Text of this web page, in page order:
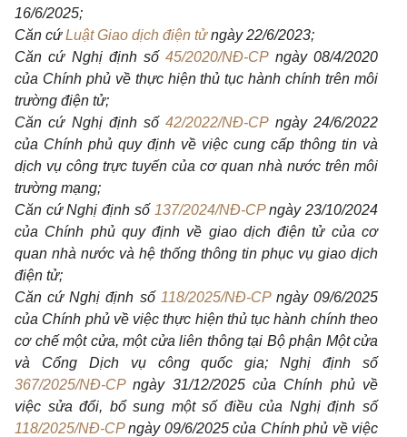
16/6/2025;
Căn cứLuật Giao dịch điện tửngày 22/6/2023;
Căn cứ Nghị định số45/2020/NĐ-CPngày 08/4/2020
của Chính phủ về thực hiện thủ tục hành chính trên môi
trường điện tử;
Căn cứ Nghị định số42/2022/NĐ-CPngày 24/6/2022
của Chính phủ quy định về việc cung cấp thông tin và
dịch vụ công trực tuyến của cơ quan nhà nước trên môi
trường mạng;
Căn cứ Nghị định số 137/2024/NĐ-CPngày 23/10/2024
của Chính phủ quy định về giao dịch điện tử của cơ
quan nhà nước và hệ thống thông tin phục vụ giao dịch
điện tử;
Căn cứ Nghị định số 118/2025/NĐ-CPngày 09/6/2025
của Chính phủ về việc thực hiện thủ tục hành chính theo
cơ chế một cửa, một cửa liên thông tại Bộ phận Một cửa
và Cổng Dịch vụ công quốc gia; Nghị định số
367/2025/NĐ-CPngày 31/12/2025 của Chính phủ về
việc sửa đổi, bổ sung một số điều của Nghị định số
118/2025/NĐ-CPngày 09/6/2025 của Chính phủ về việc